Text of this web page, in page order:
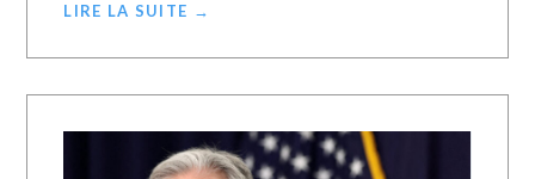
LIRE LA SUITE →